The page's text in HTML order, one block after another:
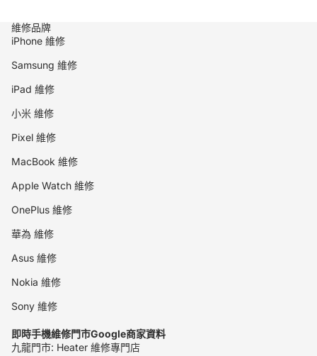
維修品牌
iPhone 維修
Samsung 維修
iPad 維修
小米 維修
Pixel 維修
MacBook 維修
Apple Watch 維修
OnePlus 維修
華為 維修
Asus 維修
Nokia 維修
Sony 維修
即時手機維修門市Google商家資料
九龍門市: Heater 維修專門店